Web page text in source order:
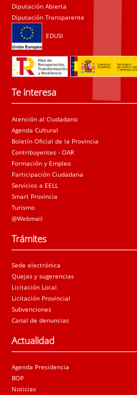
Diputación Abierta
Diputación Transparente
EDUSI
Te interesa
Atención al Ciudadano
Agenda Cultural
Boletín Oficial de la Provincia
Contribuyentes - OAR
Formación y Empleo
Participación Ciudadana
Servicios a EELL
Smart Provincia
Turismo
@Webmail
Trámites
Sede electrónica
Quejas y sugerencias
Licitación Local
Licitación Provincial
Subvenciones
Canal de denuncias
Actualidad
Agenda Presidencia
BOP
Noticias